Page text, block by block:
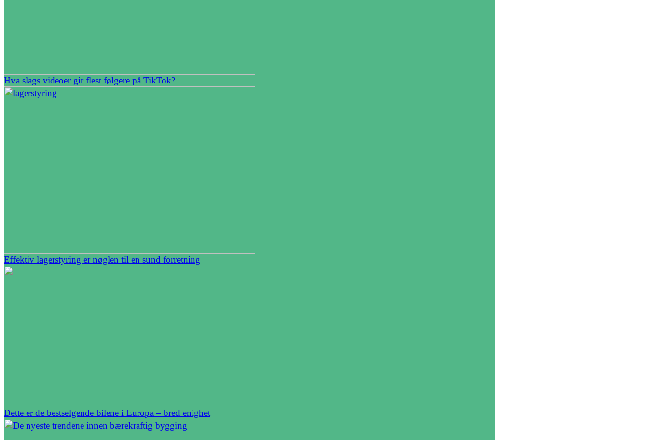
Hva slags videoer gir flest følgere på TikTok?
Effektiv lagerstyring er nøglen til en sund forretning
Dette er de bestselgende bilene i Europa – bred enighet